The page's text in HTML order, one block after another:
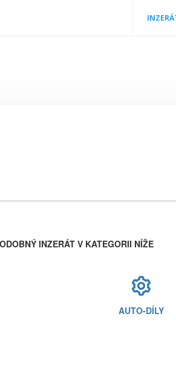
INZERÁT V KATEGORII NÍŽE
AUTO-DÍLY